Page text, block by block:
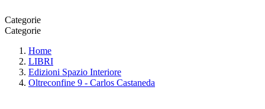
Categorie
Categorie
Home
LIBRI
Edizioni Spazio Interiore
Oltreconfine 9 - Carlos Castaneda